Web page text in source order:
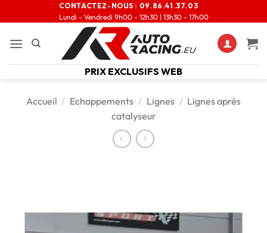
CONTACTEZ-NOUS : 09.86.41.37.03
Lundi - Vendredi 9h00 - 12h30 | 13h30 - 17h00
PRIX EXCLUSIFS WEB
Accueil / Echappements / Lignes / Lignes après
catalyseur